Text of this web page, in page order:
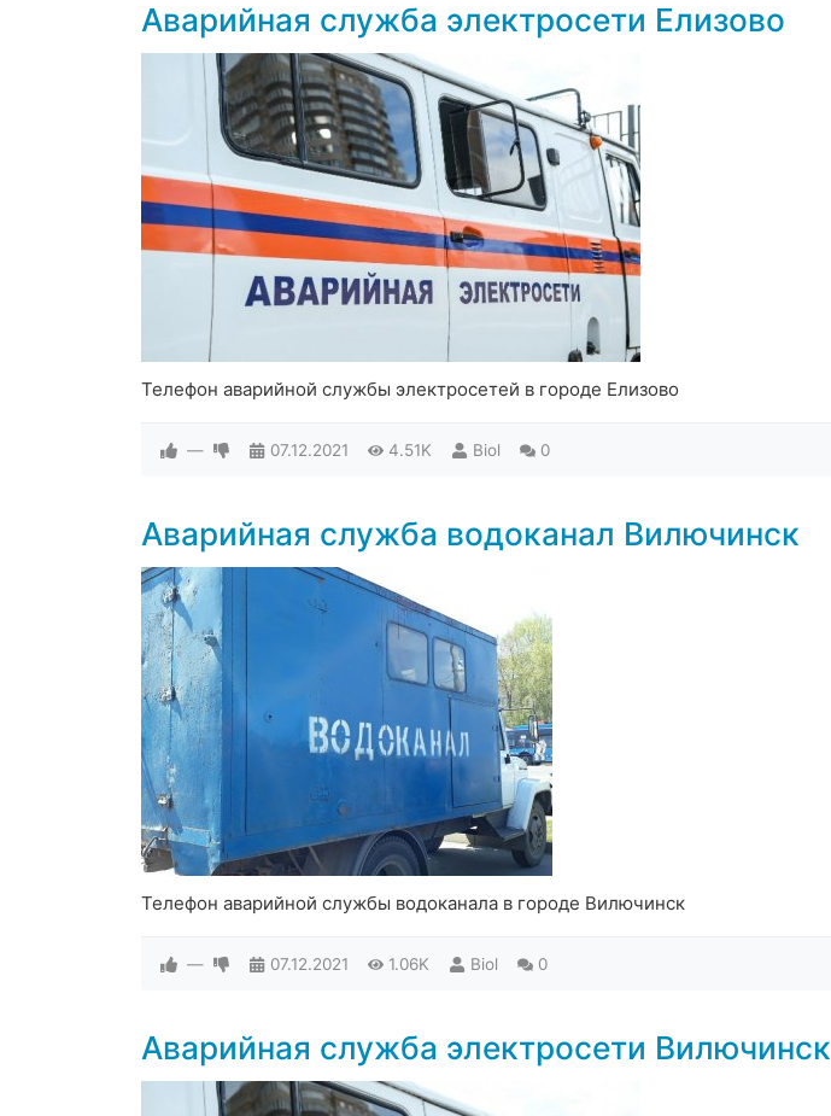
Аварийная служба электросети Елизово
Телефон аварийной службы электросетей в городе Елизово
— 07.12.2021 4.51K Biol 0
Аварийная служба водоканал Вилючинск
Телефон аварийной службы водоканала в городе Вилючинск
— 07.12.2021 1.06K Biol 0
Аварийная служба электросети Вилючинск